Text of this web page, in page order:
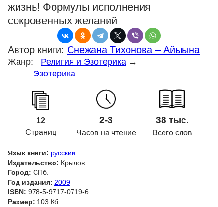
жизнь! Формулы исполнения
сокровенных желаний
Автор книги: Снежана Тихонова – Айыына
Жанр: Религия и Эзотерика →
Эзотерика
12
Страниц
2-3
Часов на чтение
38 тыс.
Всего слов
Язык книги: русский
Издательство: Крылов
Город: СПб.
Год издания: 2009
ISBN: 978-5-9717-0719-6
Размер: 103 Кб